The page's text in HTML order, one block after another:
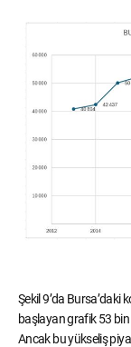
Şekil 9’da Bursa’daki
başlayan grafik 53 bin
Ancak bu yükseliş